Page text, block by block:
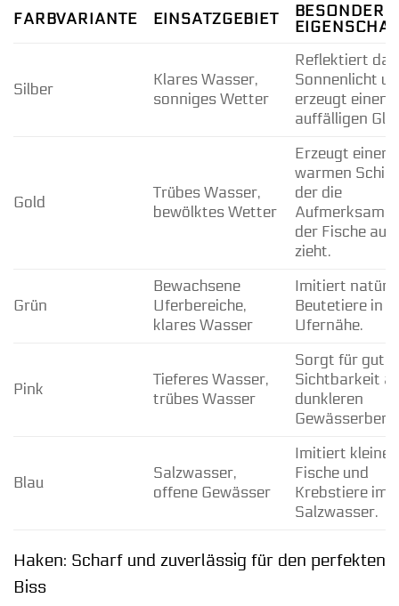
FARBVARIANTE EINSATZGEBIET
BESONDERE
Silber
Klares Wasser,
sonniges Wetter
Reflektiert das
Sonnenlicht
erzeugt einen
auffälligen
Gold
Trübes Wasser,
bewölktes Wetter
Erzeugt einen
warmen
der die
der Fische auf
zieht.
Grün
Bewachsene
Uferbereiche,
klares Wasser
Imitiert
Beutetiere in
Ufernähe.
Pink
Tieferes Wasser,
trübes Wasser
Sorgt für gute
Sichtbarkeit
dunkleren
Blau
Salzwasser,
offene Gewässer
Imitiert kleine
Fische und
Krebstiere im
Salzwasser.
Haken: Scharf und zuverlässig für den perfekten
Biss